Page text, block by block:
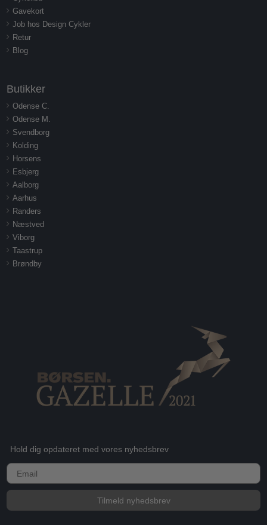
Gavekort
Job hos Design Cykler
Retur
Blog
Butikker
Odense C.
Odense M.
Svendborg
Kolding
Horsens
Esbjerg
Aalborg
Aarhus
Randers
Næstved
Viborg
Taastrup
Brøndby
Hold dig opdateret med vores nyhedsbrev
E-mail
Tilmeld nyhedsbrev